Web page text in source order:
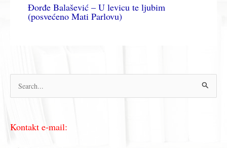
Đorđe Balašević – U levicu te ljubim
(posvećeno Mati Parlovu)
р
т
Kontakt e-mail: